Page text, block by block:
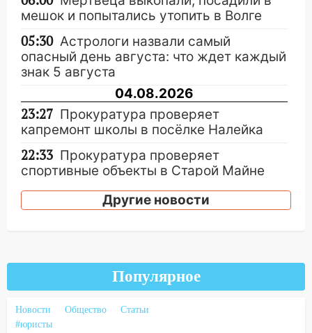
мешок и попытались утопить в Волге
05:30 Астрологи назвали самый
опасный день августа: что ждет каждый
знак 5 августа
04.08.2026
23:27 Прокуратура проверяет
капремонт школы в посёлке Налейка
22:33 Прокуратура проверяет
спортивные объекты в Старой Майне
21:01 Ульяновцев приглашают сдать
кровь: День донора пройдёт 6 августа
низкие цены на подсолнечное масло
19:33 Коровы-рекордсменки: в
Ульяновской области выросли надои
молока
Другие новости
Популярное
Новости Общество
Статьи
#юристы